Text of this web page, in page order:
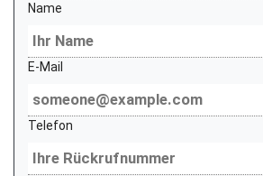
Name
E-Mail
Telefon